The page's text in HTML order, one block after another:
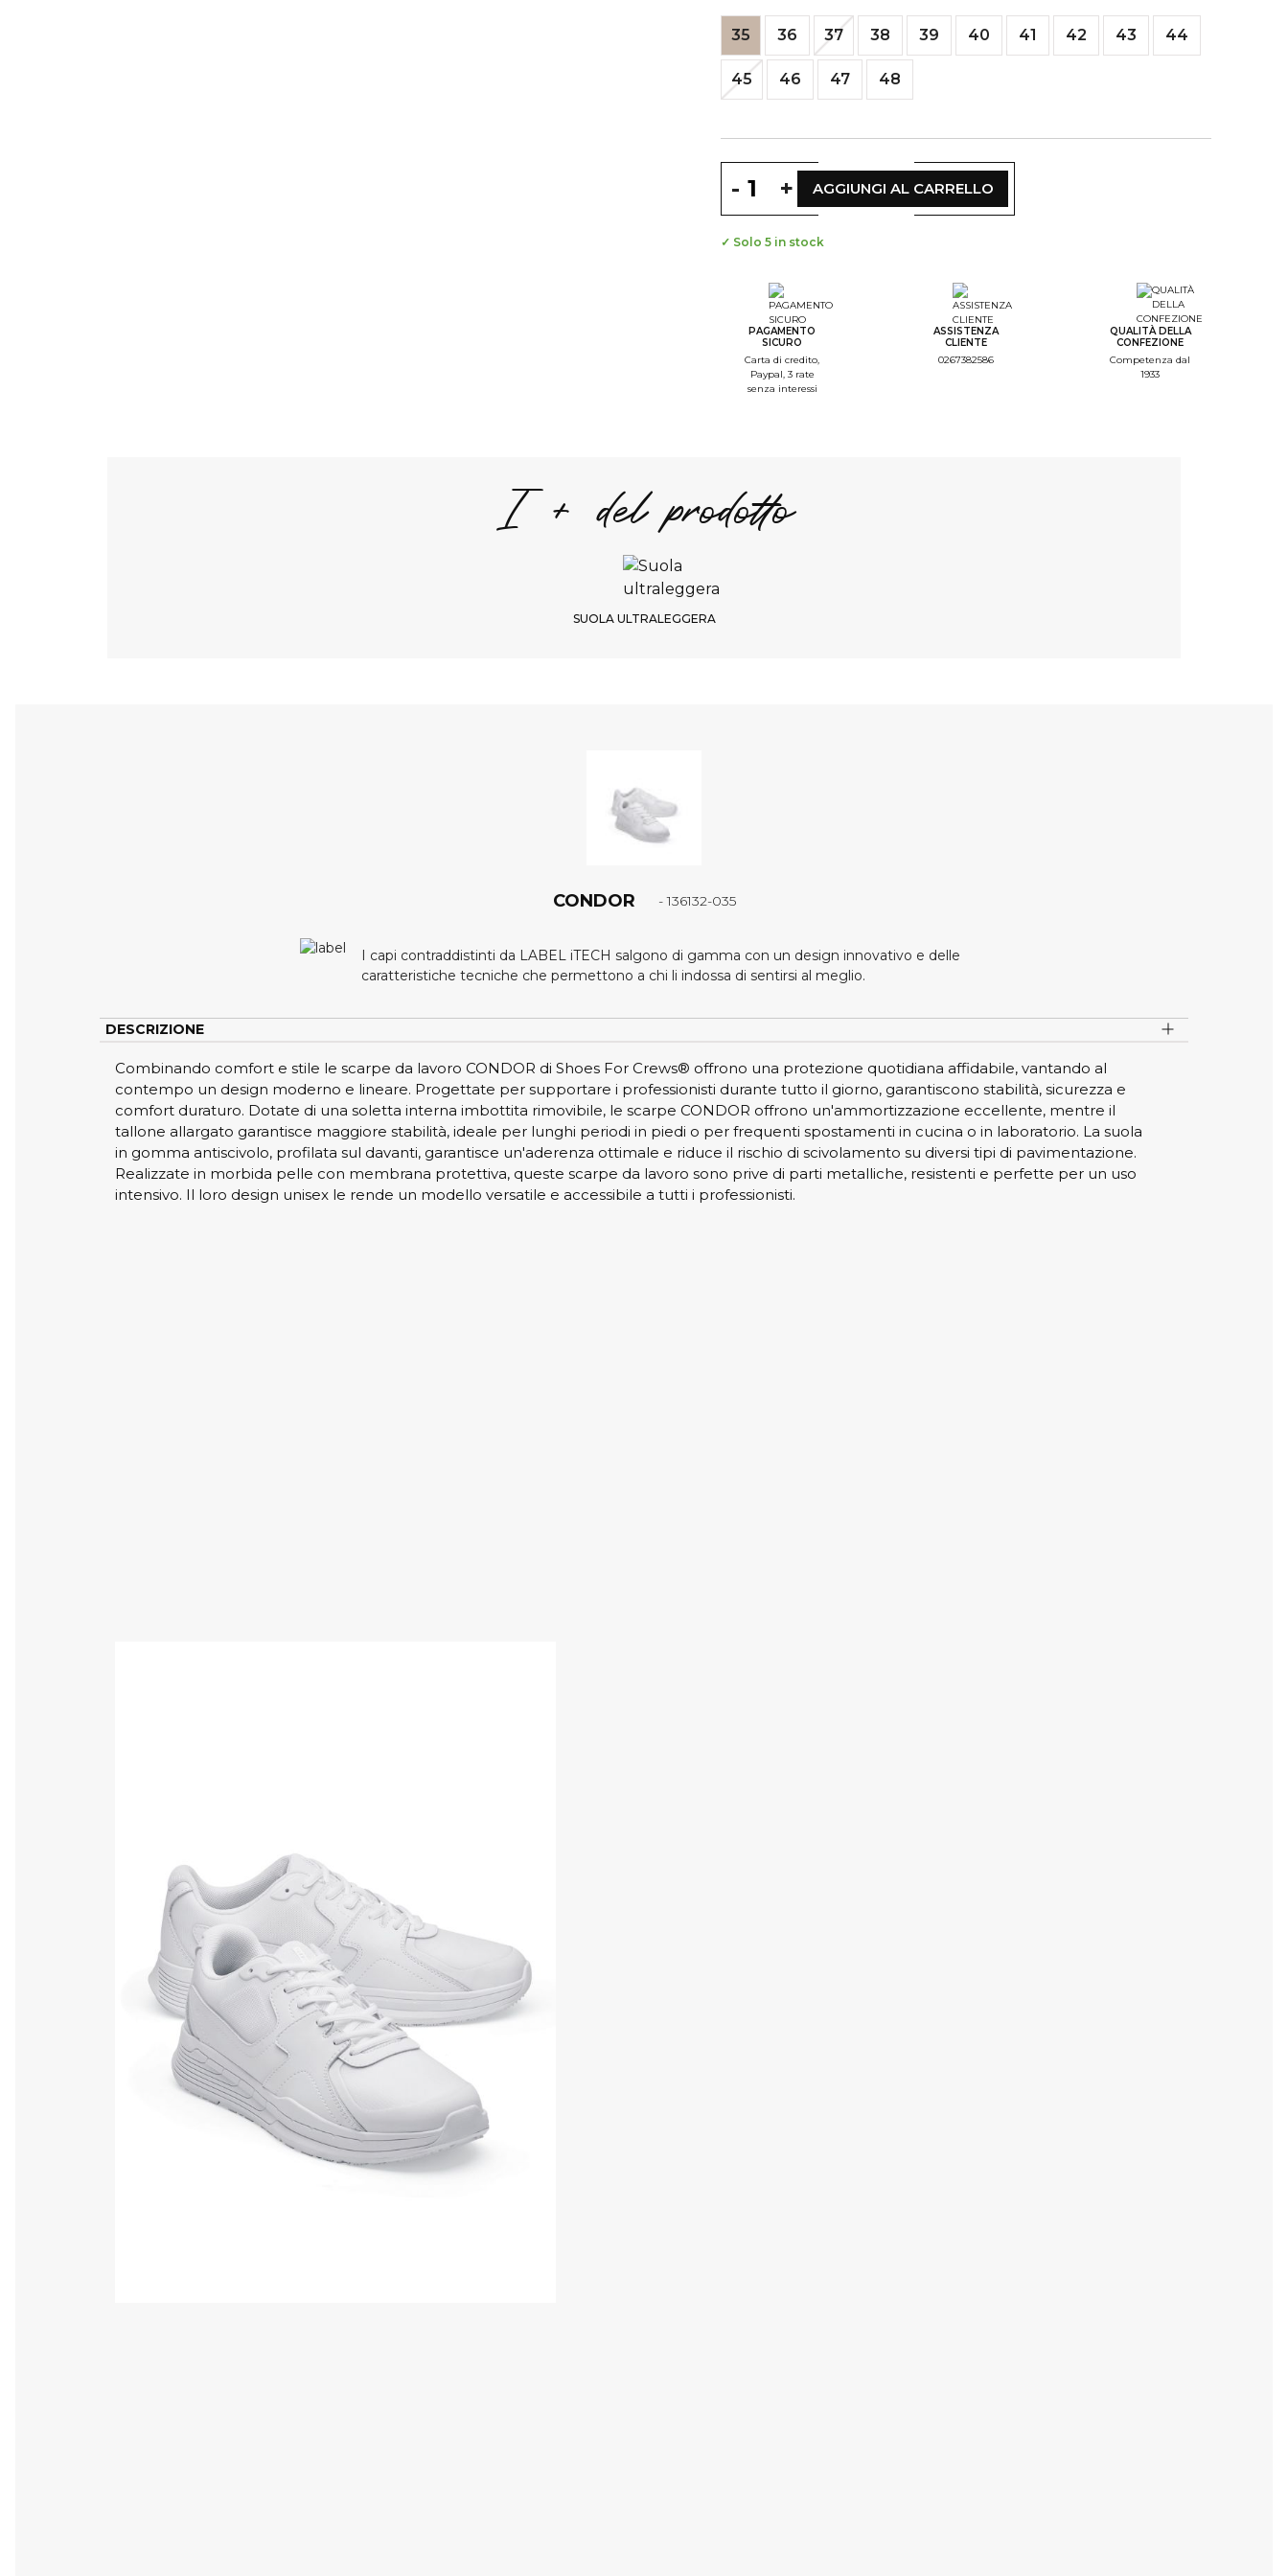
35 36 37 38 39 40 41 42 43 44
45 46 47 48
- + AGGIUNGI AL CARRELLO
✓ Solo 5 in stock
PAGAMENTO
SICURO
Carta di credito,
Paypal, 3 rate
senza interessi
ASSISTENZA
CLIENTE
0267382586
QUALITÀ DELLA
CONFEZIONE
Competenza dal
1933
I + del prodotto
SUOLA ULTRALEGGERA
CONDOR - 136132-035
I capi contraddistinti da LABEL iTECH salgono di gamma con un design innovativo e delle
caratteristiche tecniche che permettono a chi li indossa di sentirsi al meglio.
DESCRIZIONE
Combinando comfort e stile le scarpe da lavoro CONDOR di Shoes For Crews® offrono una protezione quotidiana affidabile, vantando al
contempo un design moderno e lineare. Progettate per supportare i professionisti durante tutto il giorno, garantiscono stabilità, sicurezza e
comfort duraturo. Dotate di una soletta interna imbottita rimovibile, le scarpe CONDOR offrono un'ammortizzazione eccellente, mentre il
tallone allargato garantisce maggiore stabilità, ideale per lunghi periodi in piedi o per frequenti spostamenti in cucina o in laboratorio. La suola
in gomma antiscivolo, profilata sul davanti, garantisce un'aderenza ottimale e riduce il rischio di scivolamento su diversi tipi di pavimentazione.
Realizzate in morbida pelle con membrana protettiva, queste scarpe da lavoro sono prive di parti metalliche, resistenti e perfette per un uso
intensivo. Il loro design unisex le rende un modello versatile e accessibile a tutti i professionisti.